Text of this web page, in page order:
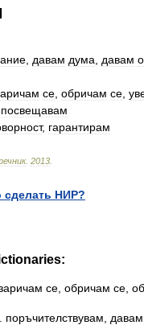
давам дума давам
се обричам се
посвещавам
, гарантирам
. 2013
сделать НИР?
се, обричам се,
давам